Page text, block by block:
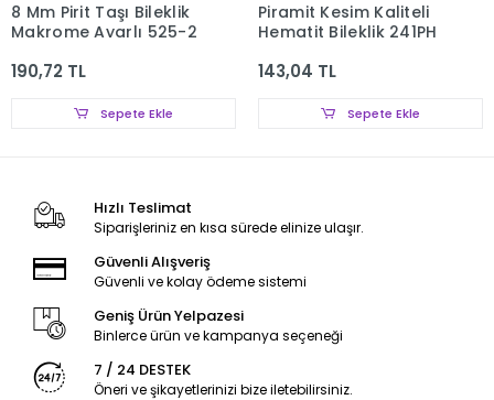
8 Mm Pirit Taşı Bileklik
Makrome Ayarlı 525-2
190,72 TL
Sepete Ekle
Piramit Kesim Kaliteli
Hematit Bileklik 241PH
143,04 TL
Sepete Ekle
Hızlı Teslimat
Siparişleriniz en kısa sürede elinize ulaşır.
Güvenli Alışveriş
Güvenli ve kolay ödeme sistemi
Geniş Ürün Yelpazesi
Binlerce ürün ve kampanya seçeneği
7 / 24 DESTEK
Öneri ve şikayetlerinizi bize iletebilirsiniz.